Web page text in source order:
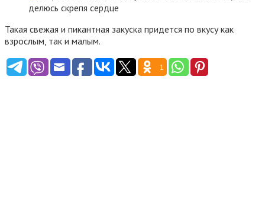
Такая свежая и пикантная закуска придется по вкусу как
взрослым, так и малым.
1